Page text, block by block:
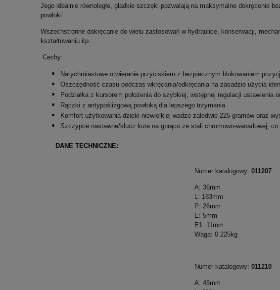
Jego idealnie równoległe, gładkie szczęki pozwalają na maksymalne dokręcenie
powłoki.
Wszechstronne dokręcanie do wielu zastosowań w hydraulice, konserwacji,
kształtowaniu itp.
Cechy:
Natychmiastowe otwieranie przyciskiem z bezpiecznym blokowaniem
Oszczędność czasu podczas wkręcania/odkręcania na zasadzie użycia
Podziałka z kursorem położenia do szybkiej, wstępnej regulacji
Rączki z antypoślizgową powłoką dla lepszego trzymania.
Komfort użytkowania dzięki niewielkiej wadze zaledwie 225 gramów oraz
Szczypce nastawne/klucz kute na gorąco ze stali chromowo-wanadowej,
DANE TECHNICZNE:
Numer katalogowy: 011207
A: 36mm
L: 183mm
P: 26mm
E: 5mm
E1: 11mm
Waga: 0.225kg
Numer katalogowy: 011210
A: 45mm